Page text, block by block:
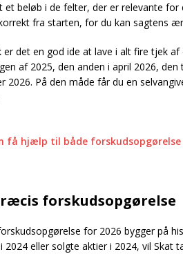
et beløb i de felter, der er relevante
fra starten, for du kan sagtens
er det en god ide at lave i alt fire tjek
af 2025, den anden i april 2026,
2026. På den måde får du en
få hjælp til både forskudsopgørelse
forskudsopgørelse
for 2026 bygger på
2024 eller solgte aktier i 2024, vil Skat